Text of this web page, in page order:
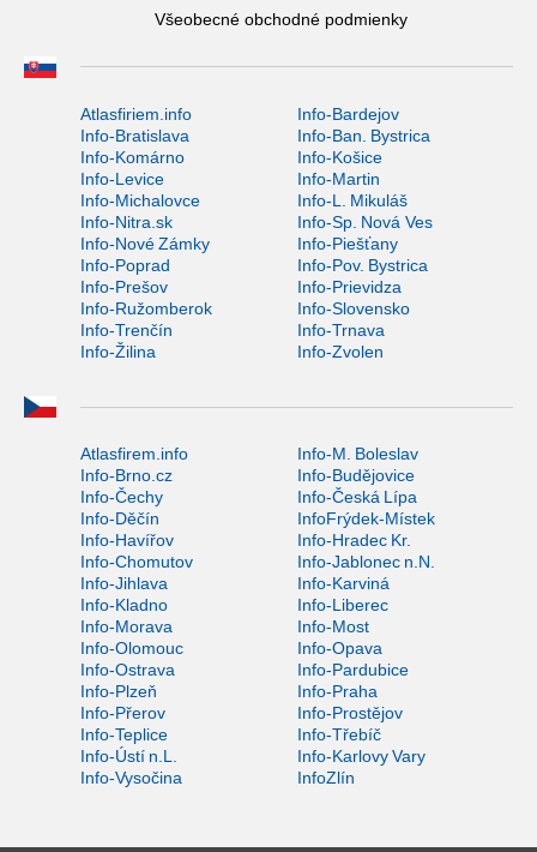
Všeobecné obchodné podmienky
Atlasfiriem.info
Info-Bardejov
Info-Bratislava
Info-Ban. Bystrica
Info-Komárno
Info-Košice
Info-Levice
Info-Martin
Info-Michalovce
Info-L. Mikuláš
Info-Nitra.sk
Info-Sp. Nová Ves
Info-Nové Zámky
Info-Piešťany
Info-Poprad
Info-Pov. Bystrica
Info-Prešov
Info-Prievidza
Info-Ružomberok
Info-Slovensko
Info-Trenčín
Info-Trnava
Info-Žilina
Info-Zvolen
Atlasfirem.info
Info-M. Boleslav
Info-Brno.cz
Info-Budějovice
Info-Čechy
Info-Česká Lípa
Info-Děčín
InfoFrýdek-Místek
Info-Havířov
Info-Hradec Kr.
Info-Chomutov
Info-Jablonec n.N.
Info-Jihlava
Info-Karviná
Info-Kladno
Info-Liberec
Info-Morava
Info-Most
Info-Olomouc
Info-Opava
Info-Ostrava
Info-Pardubice
Info-Plzeň
Info-Praha
Info-Přerov
Info-Prostějov
Info-Teplice
Info-Třebíč
Info-Ústí n.L.
Info-Karlovy Vary
Info-Vysočina
InfoZlín